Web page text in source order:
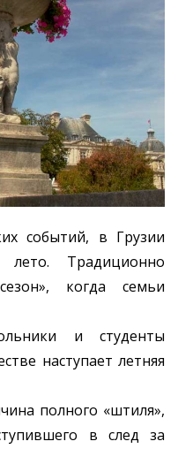
в Грузии
Традиционно
когда семьи
и студенты
наступает летняя
полного «штиля»,
в след за